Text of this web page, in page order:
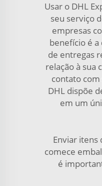
Usar o DHL
seu serviço
empresas
benefício é
de entregas
relação à sua
contato
DHL dispõe
em um
Enviar itens
comece
é